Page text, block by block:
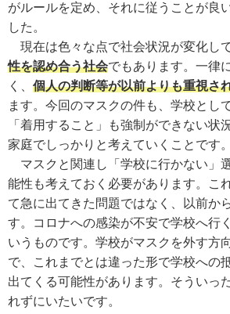
がルールを定め、それに従うことが良
した。
現在は色々な点で社会状況が変化し
性を認め合う社会でもあります。一律
く、 個人の判断等が以前よりも重視さ
ます。今回のマスクの件も、学校とし
「着用すること」も強制ができない状
家庭でしっかりと考えていくことです。
マスクと関連し「学校に行かない」
能性も考えておく必要があります。こ
て急に出てきた問題ではなく、以前か
す。コロナへの感染が不安で学校へ行
いうものです。学校がマスクを外す方
で、これまでとは違った形で学校への
出てくる可能性があります。そういっ
れずにいたいです。